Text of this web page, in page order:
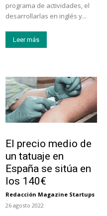
programa de actividades, el
desarrollarlas en inglés y...
Leer más
El precio medio de
un tatuaje en
España se sitúa en
los 140€
Redacción Magazine Startups
-
26 agosto 2022